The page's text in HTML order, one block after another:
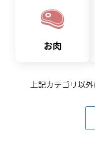
お肉
上記カテゴリ以